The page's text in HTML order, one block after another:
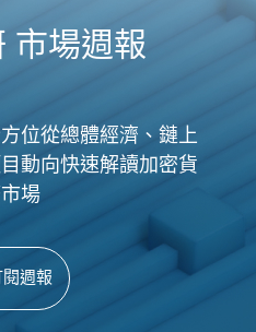
市場週報
位從總體經濟、鏈上
動向快速解讀加密貨
場
週報